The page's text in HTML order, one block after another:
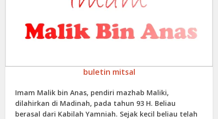
buletin mitsal
Imam Malik bin Anas, pendiri mazhab Maliki,
dilahirkan di Madinah, pada tahun 93 H. Beliau
berasal dari Kabilah Yamniah. Sejak kecil beliau telah